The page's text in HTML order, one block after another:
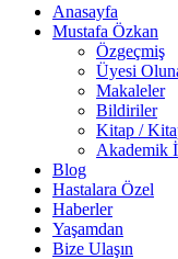
Anasayfa
Mustafa Özkan
Özgeçmiş
Üyesi
Makaleler
Bildiriler
Kitap /
Akademik
Blog
Hastalara Özel
Haberler
Yaşamdan
Bize Ulaşın